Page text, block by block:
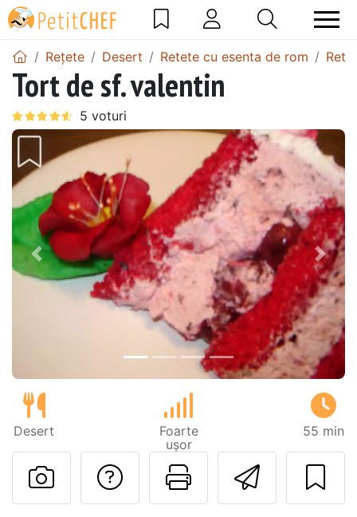
Rețete Desert Retete cu esenta de rom
Tort de sf. valentin
Precedentul
Desert
Foarte
ușor
55 min
Printează
Adresează o